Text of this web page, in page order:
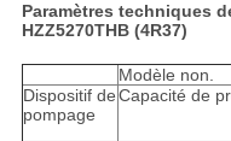
Paramètres techniques
HZZ5270THB (4R37)
Modèle non.
Dispositif de
pompage
Capacité de